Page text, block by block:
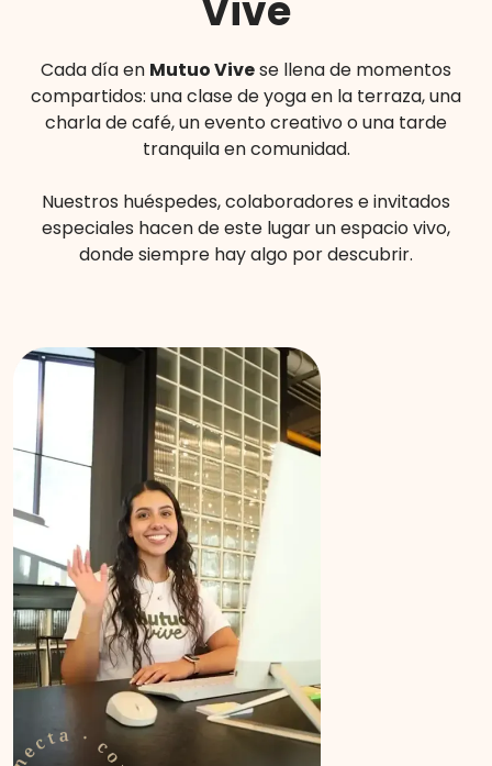
Vive
Cada día en Mutuo Vivese llena de momentos
compartidos: una clase de yoga en la terraza, una
charla de café, un evento creativo o una tarde
tranquila en comunidad.
Nuestros huéspedes, colaboradores e invitados
especiales hacen de este lugar un espacio vivo,
donde siempre hay algo por descubrir.